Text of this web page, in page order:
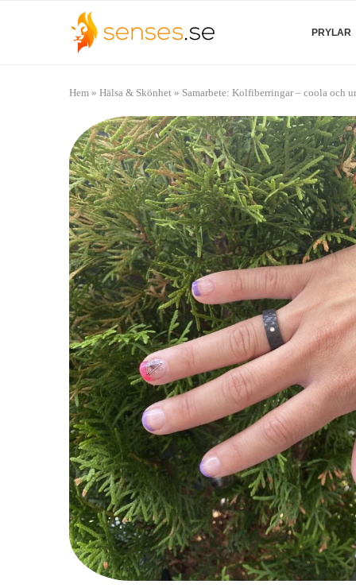
PRYLAR
Hem » Hälsa & Skönhet » Samarbete: Kolfiberringar – coola och